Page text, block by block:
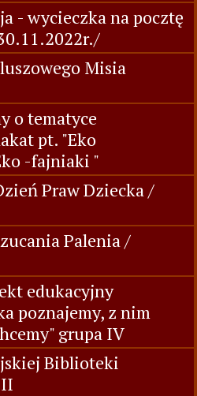
- wycieczka na pocztę
Misia
o tematyce
pt. "Eko
-fajniaki "
Praw Dziecka /
Palenia /
edukacyjny
poznajemy, z nim
grupa IV
Biblioteki